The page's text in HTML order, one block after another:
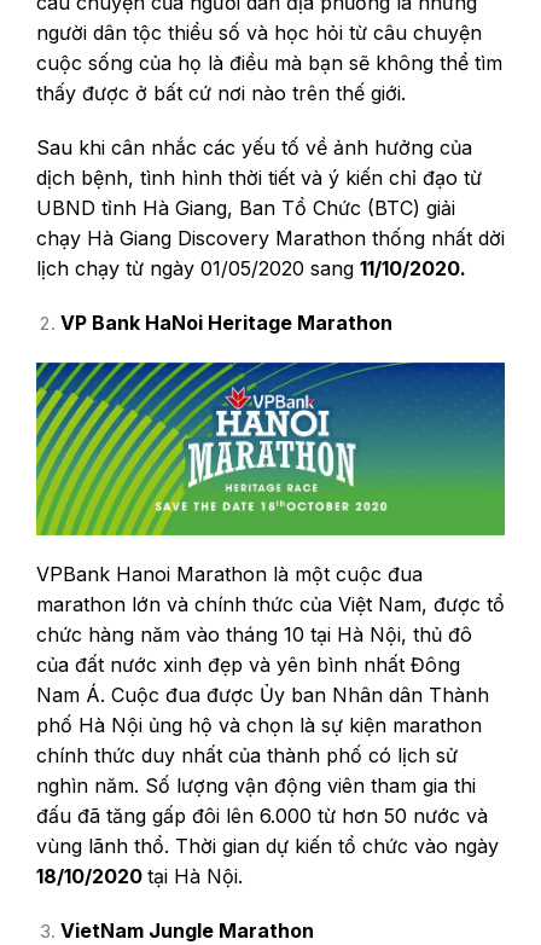
người dân tộc thiểu số và học hỏi từ câu chuyện
cuộc sống của họ là điều mà bạn sẽ không thể tìm
thấy được ở bất cứ nơi nào trên thế giới.
Sau khi cân nhắc các yếu tố về ảnh hưởng của
dịch bệnh, tình hình thời tiết và ý kiến chỉ đạo từ
UBND tỉnh Hà Giang, Ban Tổ Chức (BTC) giải
chạy Hà Giang Discovery Marathon thống nhất dời
lịch chạy từ ngày 01/05/2020 sang 11/10/2020.
VP Bank HaNoi Heritage Marathon
VPBank Hanoi Marathon là một cuộc đua
marathon lớn và chính thức của Việt Nam, được tổ
chức hàng năm vào tháng 10 tại Hà Nội, thủ đô
của đất nước xinh đẹp và yên bình nhất Đông
Nam Á. Cuộc đua được Ủy ban Nhân dân Thành
phố Hà Nội ủng hộ và chọn là sự kiện marathon
chính thức duy nhất của thành phố có lịch sử
nghìn năm. Số lượng vận động viên tham gia thi
đấu đã tăng gấp đôi lên 6.000 từ hơn 50 nước và
vùng lãnh thổ. Thời gian dự kiến tổ chức vào ngày
18/10/2020 tại Hà Nội.
VietNam Jungle Marathon